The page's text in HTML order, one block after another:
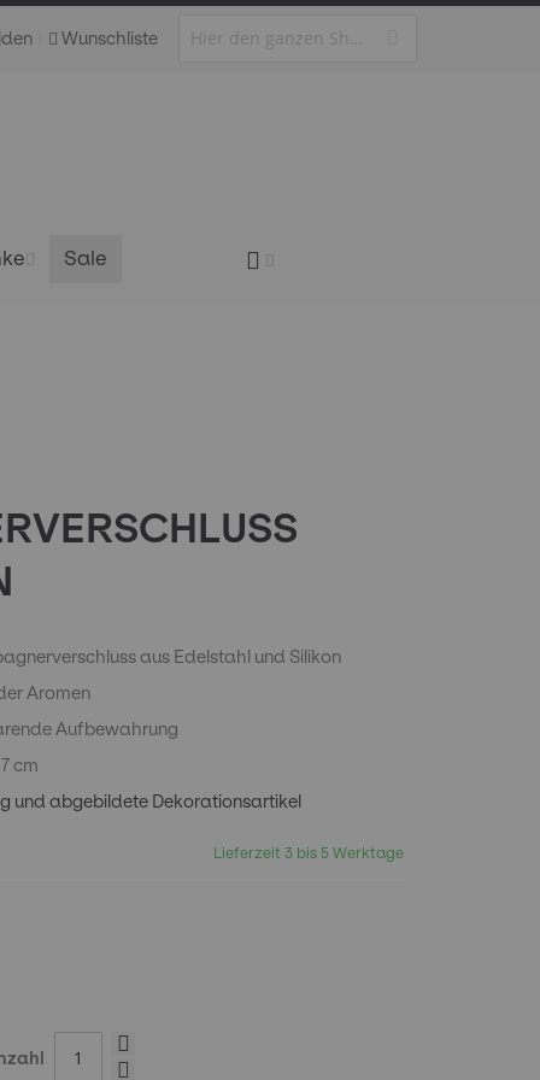
Wunschliste
Sale
aus Edelstahl und Silikon
Aromen
Aufbewahrung
cm
und abgebildete Dekorationsartikel
Lieferzeit 3 bis 5 Werktage